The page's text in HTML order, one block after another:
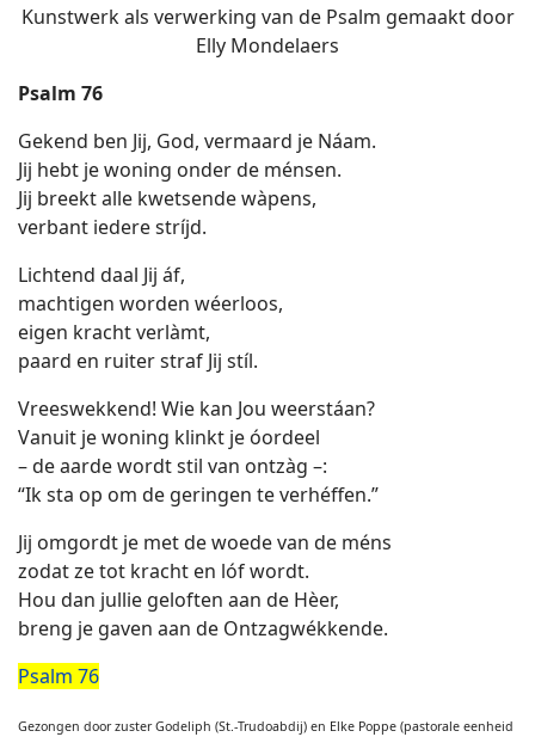
Kunstwerk als verwerking van de Psalm gemaakt door
Elly Mondelaers
Psalm 76
Gekend ben Jij, God, vermaard je Náam.
Jij hebt je woning onder de ménsen.
Jij breekt alle kwetsende wàpens,
verbant iedere stríjd.
Lichtend daal Jij áf,
machtigen worden wéerloos,
eigen kracht verlàmt,
paard en ruiter straf Jij stíl.
Vreeswekkend! Wie kan Jou weerstáan?
Vanuit je woning klinkt je óordeel
– de aarde wordt stil van ontzàg –:
“Ik sta op om de geringen te verhéffen.”
Jij omgordt je met de woede van de méns
zodat ze tot kracht en lóf wordt.
Hou dan jullie geloften aan de Hèer,
breng je gaven aan de Ontzagwékkende.
Psalm 76
Gezongen door zuster Godeliph (St.-Trudoabdij) en Elke Poppe (pastorale eenheid